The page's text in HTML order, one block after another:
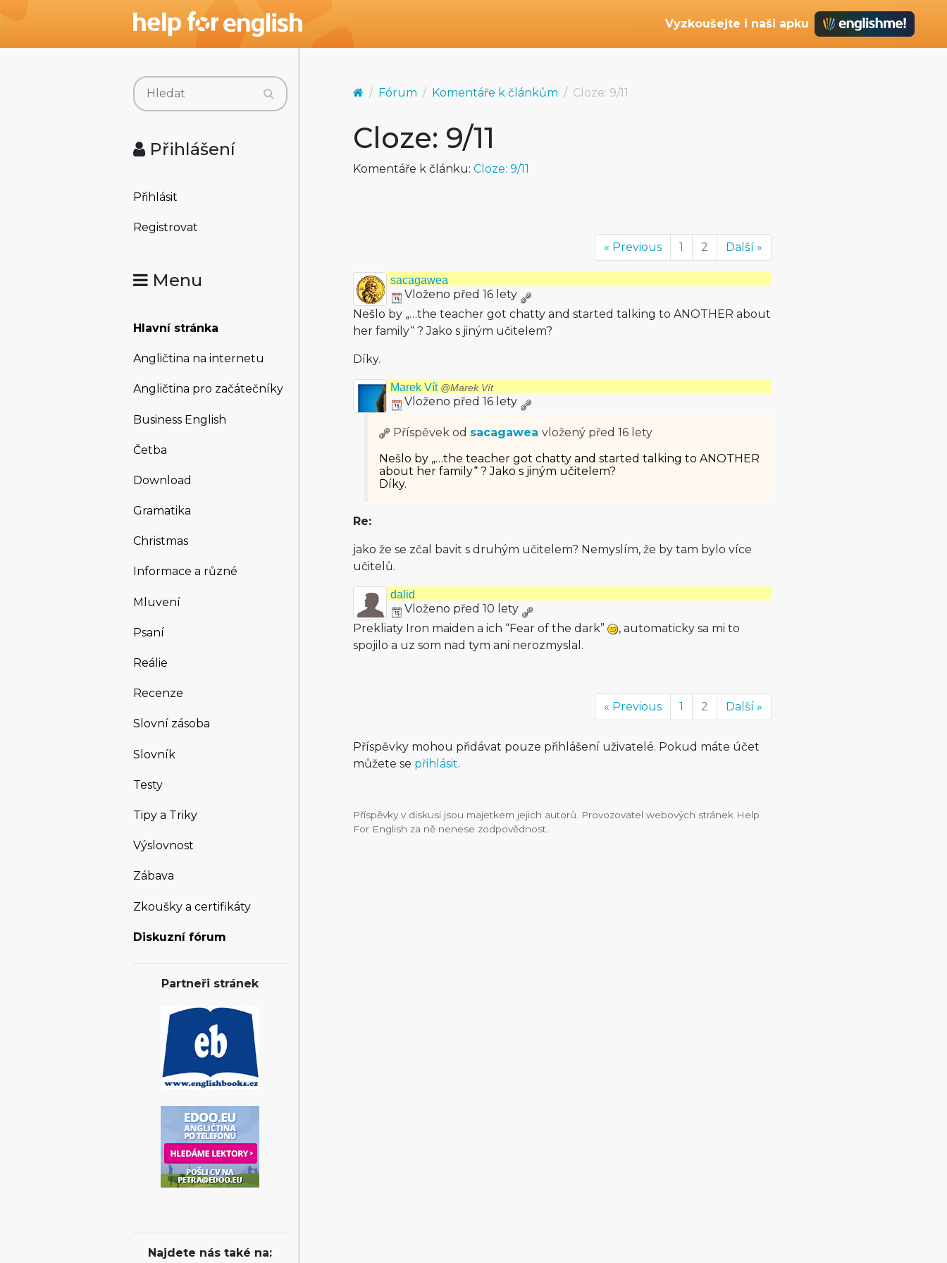
Vyzkoušejte i naši apku
Přihlášení
Přihlásit
Registrovat
Menu
Hlavní stránka
Angličtina na internetu
Angličtina pro začátečníky
Business English
Četba
Download
Gramatika
Christmas
Informace a různé
Mluvení
Psaní
Reálie
Recenze
Slovní zásoba
Slovník
Testy
Tipy a Triky
Výslovnost
Zábava
Zkoušky a certifikáty
Diskuzní fórum
Partneři stránek
Najdete nás také na:
Fórum Komentáře k článkům Cloze: 9/11
Cloze: 9/11
Komentáře k článku: Cloze: 9/11
« Previous 1 2 Další »
sacagawea
Vloženo před 16 lety
Nešlo by „…the teacher got chatty and started talking to ANOTHER about
her family“ ? Jako s jiným učitelem?
Díky.
Marek Vít @Marek Vít
Vloženo před 16 lety
Příspěvek od sacagawea vložený před 16 lety
Nešlo by „…the teacher got chatty and started talking to ANOTHER
about her family“ ? Jako s jiným učitelem?
Díky.
Re:
jako že se zčal bavit s druhým učitelem? Nemyslím, že by tam bylo více
učitelů.
dalid
Vloženo před 10 lety
Prekliaty Iron maiden a ich “Fear of the dark”
, automaticky sa mi to
spojilo a uz som nad tym ani nerozmyslal.
« Previous 1 2 Další »
Příspěvky mohou přidávat pouze přihlášení uživatelé. Pokud máte účet
můžete se přihlásit.
Příspěvky v diskusi jsou majetkem jejich autorů. Provozovatel webových stránek Help
For English za ně nenese zodpovědnost.